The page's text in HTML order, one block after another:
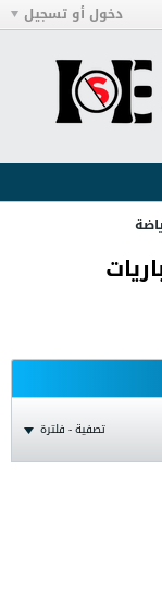
دخول أو تسجيل
تصفية - فلترة